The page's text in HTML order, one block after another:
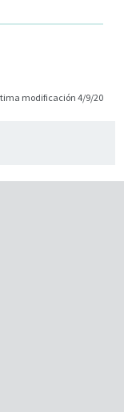
modificación 4/9/20